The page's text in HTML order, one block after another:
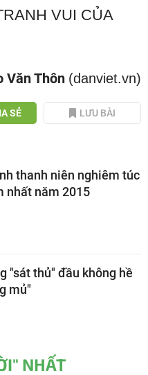
VUI CỦA
Văn Thôn (danviet.vn)
SẺ LƯU BÀI
thanh niên nghiêm túc
nhất năm 2015
"sát thủ" đầu không hề
mủ"
NHẤT